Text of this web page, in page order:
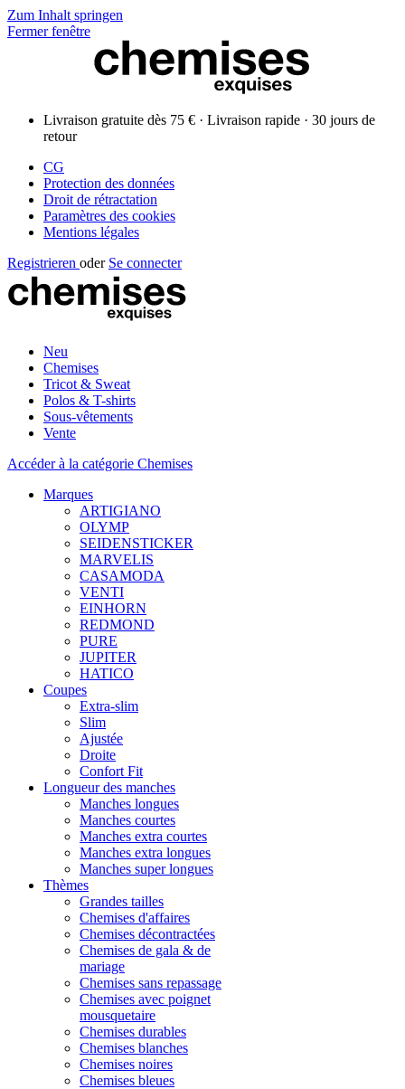
Zum Inhalt springen
Fermer fenêtre
Livraison gratuite dès 75 € · Livraison rapide · 30 jours de
retour
CG
Protection des données
Droit de rétractation
Paramètres des cookies
Mentions légales
Registrieren oder Se connecter
Neu
Chemises
Tricot & Sweat
Polos & T-shirts
Sous-vêtements
Vente
Accéder à la catégorie Chemises
Marques
ARTIGIANO
OLYMP
SEIDENSTICKER
MARVELIS
CASAMODA
VENTI
EINHORN
REDMOND
PURE
JUPITER
HATICO
Coupes
Extra-slim
Slim
Ajustée
Droite
Confort Fit
Longueur des manches
Manches longues
Manches courtes
Manches extra courtes
Manches extra longues
Manches super longues
Thèmes
Grandes tailles
Chemises d'affaires
Chemises décontractées
Chemises de gala & de
mariage
Chemises sans repassage
Chemises avec poignet
mousquetaire
Chemises durables
Chemises blanches
Chemises noires
Chemises bleues